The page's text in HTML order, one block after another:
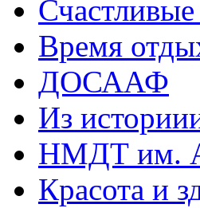
Время
ДОСААФ
Из
НМДТ им.
Красота и